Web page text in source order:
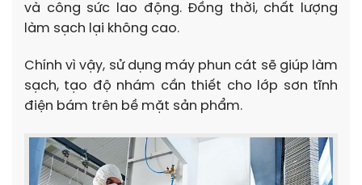
và công sức lao động. Đồng thời, chất lượng
làm sạch lại không cao.
Chính vì vậy, sử dụng máy phun cát sẽ giúp làm
sạch, tạo độ nhám cần thiết cho lớp sơn tĩnh
điện bám trên bề mặt sản phẩm.